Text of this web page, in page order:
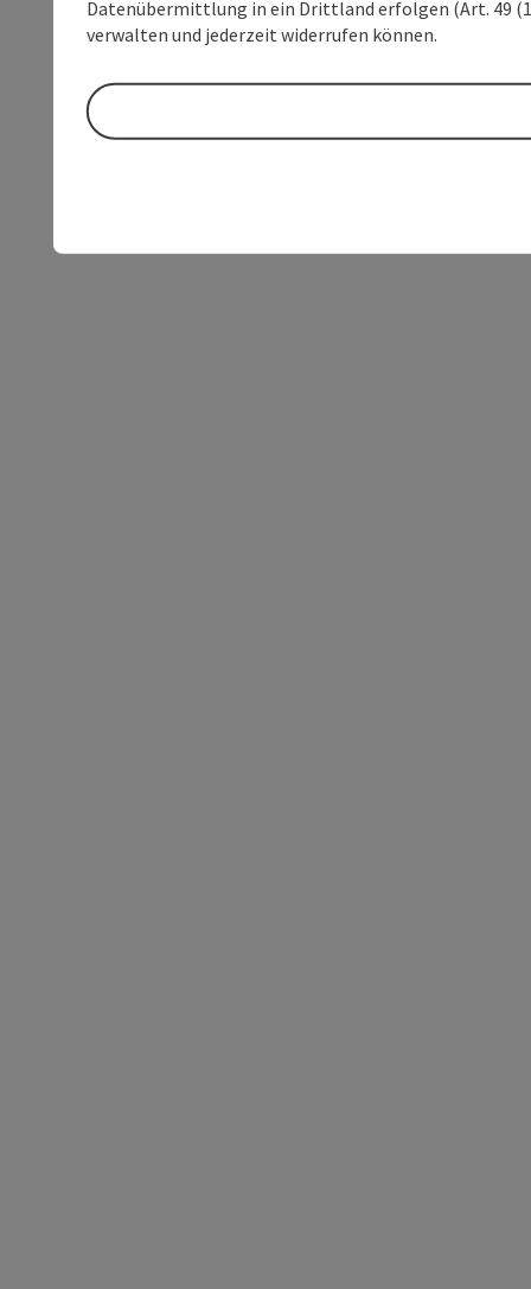
Datenübermittlung in ein Drittland erfolgen (Art. 49
verwalten und jederzeit widerrufen können.